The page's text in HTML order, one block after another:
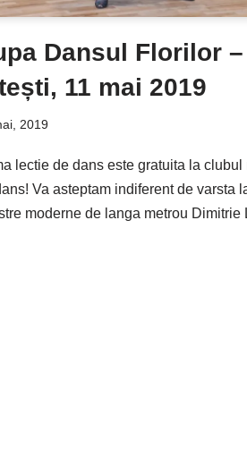
Dansul Florilor –
11 mai 2019
2019
lectie de dans este gratuita la clubul
Va asteptam indiferent de varsta
moderne de langa metrou Dimitrie